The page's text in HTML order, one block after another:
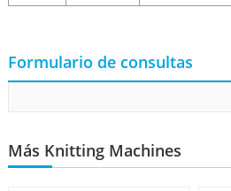
Formulario de consultas
Más Knitting Machines